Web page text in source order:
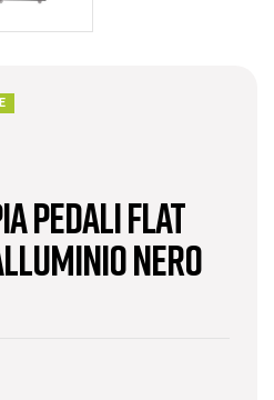
Pedali Flat
Nero